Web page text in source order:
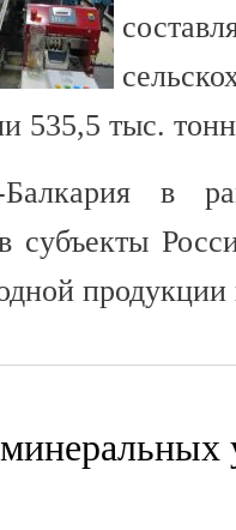
535,5 тыс.
Балкария в
субъекты